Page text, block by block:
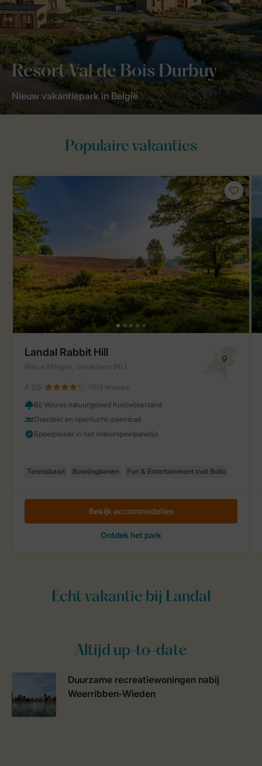
Resort Val de Bois Durbuy
Nieuw vakantiepark in België
Altijd up-to-date
Duurzame recreatiewoningen nabij
Weerribben-Wieden